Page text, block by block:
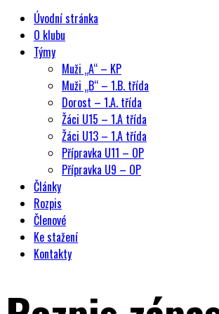
Úvodní stránka
O klubu
Týmy
Muži „A“ – KP
Muži „B“ – 1.B. třída
Dorost – 1.A. třída
Žáci U15 – 1.A třída
Žáci U13 – 1.A třída
Přípravka U11 – OP
Přípravka U9 – OP
Články
Rozpis
Členové
Ke stažení
Kontakty